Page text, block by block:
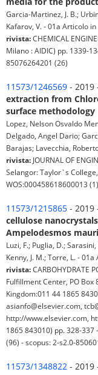
Garcia-Martinez, J. B.;
Kafarov, V. - 01a Articolo
rivista:CHEMICAL
Milano : AIDIC) pp. 1339-
85076264201 (26)
11573/1246569 - 2019
extraction from
surface methodology
Lopez, Nelson Osvaldo
Delgado, Angel Dario;
Barajas; Lavecchia,
rivista: JOURNAL OF
Selangor: Taylor`s
WOS:000458618600013
11573/1215865 - 2019
cellulose
Ampelodesmos
Luzi, F.; Puglia, D.;
Kenny, J. M.; Torre, L. -
rivista:CARBOHYDRATE
Fulfillment Center, PO Box
Kingdom:011 44 1865
asianfo@elsevier.com,
http://www.elsevier.com,
1865 843010) pp. 328-337
(96) - scopus: 2-s2.0-
11573/1348822 - 2019